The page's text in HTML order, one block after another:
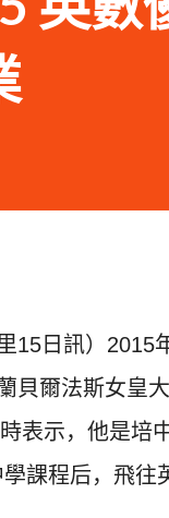
15日訊） 2015
貝爾法斯女皇
表示，他是培
課程后，飛往